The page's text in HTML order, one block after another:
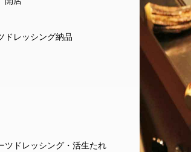
レッシング納品
ドレッシング・活生たれ